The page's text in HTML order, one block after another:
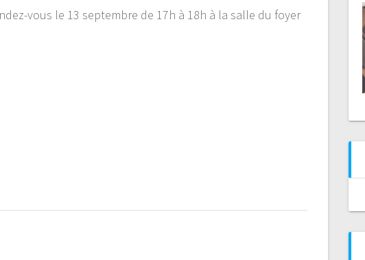
vous le 13 septembre de 17h à 18h à la salle du foyer